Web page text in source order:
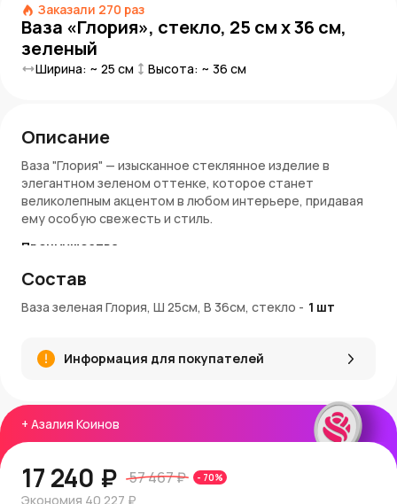
Заказали 270 раз
Ваза «Глория», стекло, 25 см x 36 см,
зеленый
Ширина: ~ 25 см Высота: ~ 36 см
+ Азалия Коинов
17 240 ₽ 57 467 ₽ - 70%
Экономия 40 227 ₽
Описание
Ваза "Глория" — изысканное стеклянное изделие в
элегантном зеленом оттенке, которое станет
великолепным акцентом в любом интерьере, придавая
ему особую свежесть и стиль.
Преимущества:
Размеры: 25 см в диаметре, 36 см в высоту —
композиций
прочность и долговечность изделия
Зеленый цвет придает вазе свежий и природный вид,
Элегантный и современный дизайн, который добавит
изысканности вашему пространству
Покупка и доставка:
Купить вазу "Глория"можно в интернет-магазине
AzaliaNow. Мы гарантируем быструю доставку по
Состав
Ваза зеленая Глория, Ш 25см, В 36см, стекло - 1 шт
Информация для покупателей